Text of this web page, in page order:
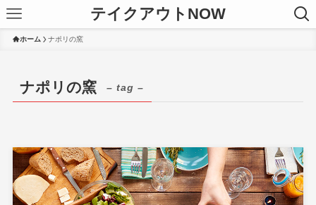
テイクアウトNOW
ホーム ナポリの窯
ナポリの窯 – tag –